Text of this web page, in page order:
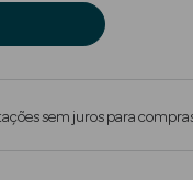
sem juros para